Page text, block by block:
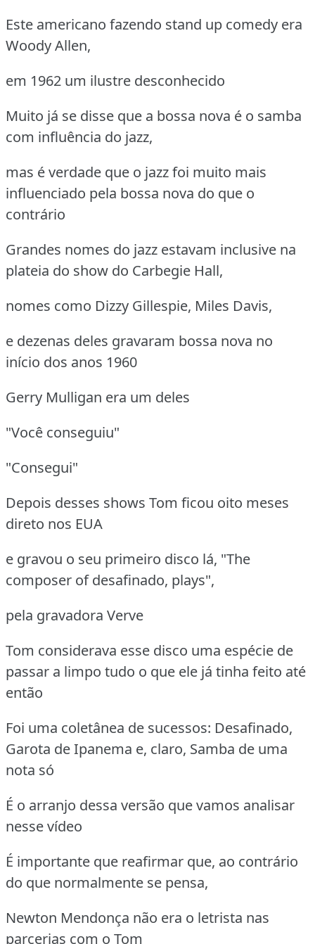
Este americano fazendo stand up comedy era
Woody Allen,
em 1962 um ilustre desconhecido
Muito já se disse que a bossa nova é o samba
com influência do jazz,
mas é verdade que o jazz foi muito mais
influenciado pela bossa nova do que o
contrário
Grandes nomes do jazz estavam inclusive na
plateia do show do Carbegie Hall,
nomes como Dizzy Gillespie, Miles Davis,
e dezenas deles gravaram bossa nova no
início dos anos 1960
Gerry Mulligan era um deles
"Você conseguiu"
"Consegui"
Depois desses shows Tom ficou oito meses
direto nos EUA
e gravou o seu primeiro disco lá, "The
composer of desafinado, plays",
pela gravadora Verve
Tom considerava esse disco uma espécie de
passar a limpo tudo o que ele já tinha feito até
então
Foi uma coletânea de sucessos: Desafinado,
Garota de Ipanema e, claro, Samba de uma
nota só
É o arranjo dessa versão que vamos analisar
nesse vídeo
É importante que reafirmar que, ao contrário
do que normalmente se pensa,
Newton Mendonça não era o letrista nas
parcerias com o Tom